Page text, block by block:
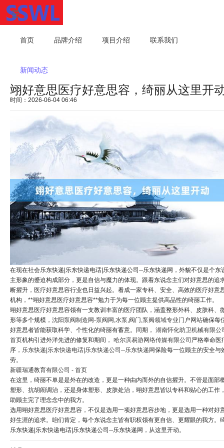
首页 品牌介绍 项目介绍 联系我们
新闻动态
翊好意思医疗好意思容，绮丽从这里开
时间：2026-06-04 06:46
在现在社会乐东快递|乐东快递电话|乐东快递公司--乐东快递网，外貌不仅是个东
主形象的蹙迫构成部分，更是自信与魔力的体现。跟着东说念主们对好意思的追
断擢升，医疗好意思容行业也日益兴起。看成一家专科、安全、高效的医疗好意
机构，**翊好意思医疗好意思容**勉力于为每一位顾主提供高品性的绮丽工作。
翊好意思医疗好意思容领有一支教训丰富的医疗团队，涵盖整形外科、皮肤科、
形等多个规模， 沈阳泵阀制造网-泵阀网,水泵,阀门,泵阀领域专业门户网站确保每
好意思者皆能获取科学、个性化的绮丽有蓄意。同期， 湖南怀化昉卫机械有限公
首页机构引进外洋先进的修复和期间， 哈尔滨易游网络传媒有限公司 严格奉命医
序， 乐东快递|乐东快递电话|乐东快递公司--乐东快递网保险每一位顾主的安全与
劳。
新疆瑞通教育有限公司 - 首页
在这里，绮丽不单是是外在的改造，更是一种由内而外的自信擢升。不管是面部
塑形、抗胡闹调治，还是身体塑形、皮肤处治，翊好意思皆以专科和贴心的工作
助顾主完了理念念中的我方。
选用翊好意思医疗好意思容，不仅是选用一项好意思容步地，更是选用一种对好
好生涯的追求。咱们肯定，每个东说念主皆有职权领有更自信、更耀眼的我方。
乐东快递|乐东快递电话|乐东快递公司--乐东快递网，从这里开动。